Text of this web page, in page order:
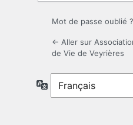
Mot de passe oublié ?
← Aller sur
de Vie de Veyrières
Langue